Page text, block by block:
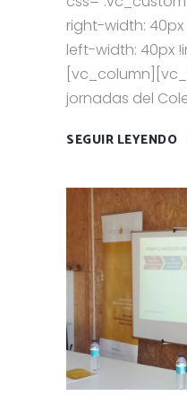
right-width:
left-width: 40px
jornadas del
SEGUIR LEYENDO